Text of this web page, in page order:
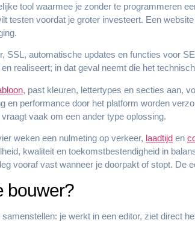
tool waarmee je zonder te programmeren
testen voordat je groter investeert. Een
SSL, automatische updates en functies voor
realiseert; in dat geval neemt die het
, past kleuren, lettertypes en secties aan,
en performance door het platform worden
vaak om een ander type oplossing.
weken een nulmeting op verkeer, laadtijd en
kwaliteit en toekomstbestendigheid in
vooraf vast wanneer je doorpakt of stopt. De
bouwer?
je werkt in een editor, ziet direct